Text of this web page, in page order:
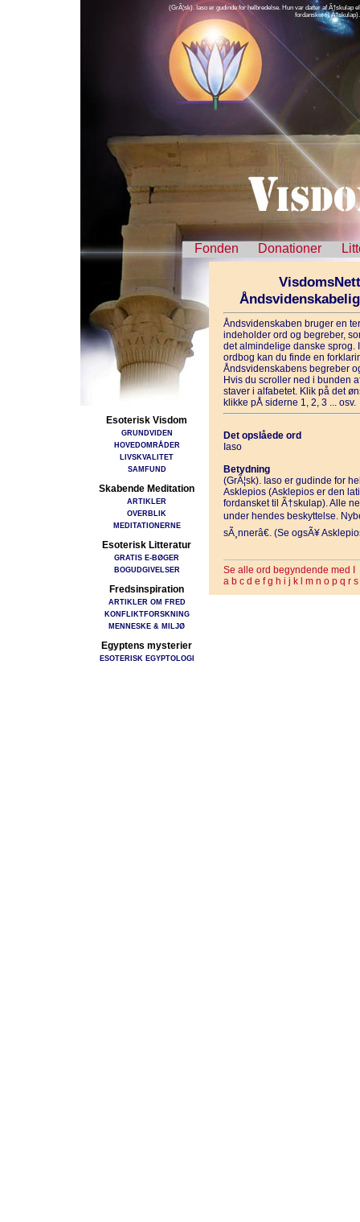
(GrÃ¦sk). Iaso er gudinde for helbredelse. Hun var datter af
fordansket til
Fonden Donationer
Esoterisk Visdom
GRUNDVIDEN
HOVEDOMRÅDER
LIVSKVALITET
SAMFUND
Skabende Meditation
ARTIKLER
OVERBLIK
MEDITATIONERNE
Esoterisk Litteratur
GRATIS E-BØGER
BOGUDGIVELSER
Fredsinspiration
ARTIKLER OM FRED
KONFLIKTFORSKNING
MENNESKE & MILJØ
Egyptens mysterier
ESOTERISK EGYPTOLOGI
Åndsvidenskaben bruger en
indeholder ord og begreber,
det almindelige danske sprog.
ordbog kan du finde en
Åndsvidenskabens begreber
Hvis du scroller ned i bunden
staver i alfabetet. Klik på det
klikke pÅ siderne 1, 2, 3 ... osv.
Det opslåede ord
Iaso
Betydning
(GrÃ¦sk). Iaso er gudinde for
Asklepios (Asklepios er den
fordansket til Ã†skulap). Alle
under hendes beskyttelse.
sÃ¸nnerâ€. (Se ogsÃ¥
Se alle ord begyndende med I
a b c d e f g h i j k m n o p q r s